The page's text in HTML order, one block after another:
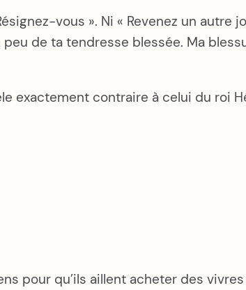
vous ». Ni « Revenez un autre
de ta tendresse blessée. Ma
exactement contraire à celui du roi
pour qu’ils aillent acheter des vivres